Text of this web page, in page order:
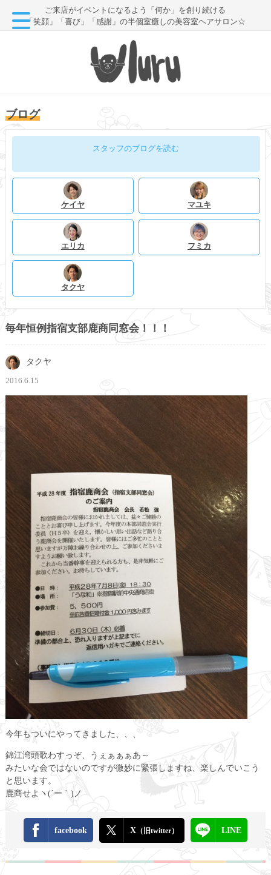
ご来店がイベントになるよう「何か」を創り続ける
「笑顔」「喜び」「感謝」の半個室癒しの美容室ヘアサロン☆
ブログ
スタッフのブログを読む
ケイヤ マユキ
エリカ フミカ
タクヤ
毎年恒例指宿支部鹿商同窓会！！！
タクヤ
2016.6.15
今年もついにやってきました、、、
錦江湾頭歌わすっぞ、うぇぁぁぁあ～
みたいな会ではないのですが微妙に緊張しますね、楽しんでいこう
と思います。
鹿商せよヽ(´ー｀)ノ
facebook X（旧twitter） LINE